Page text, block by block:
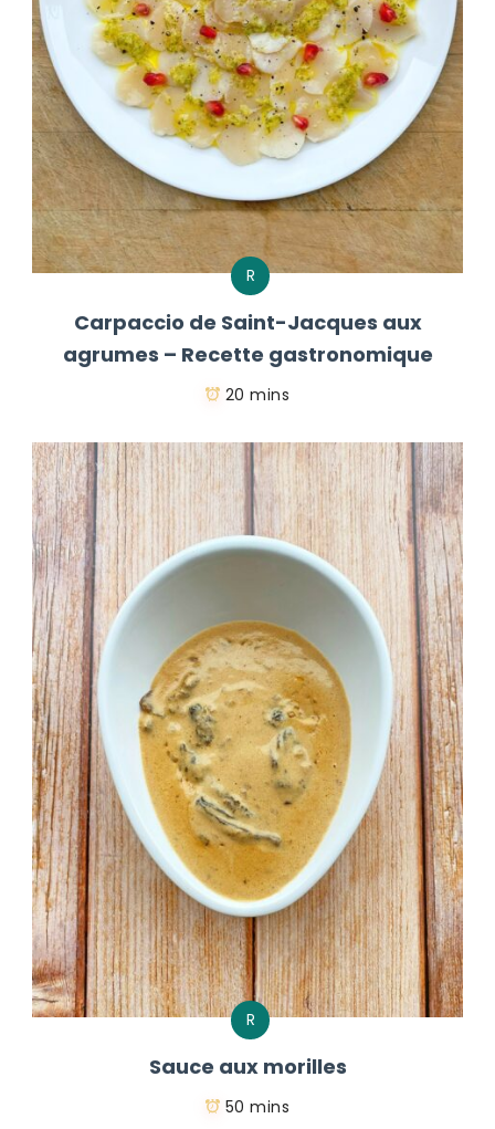
R
Carpaccio de Saint-Jacques aux
agrumes – Recette gastronomique
20 mins
R
Sauce aux morilles
50 mins